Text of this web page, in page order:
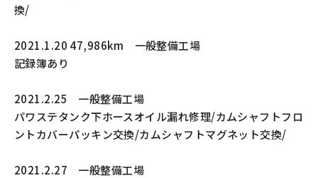
換/
2021.1.20 47,986km 一般整備工場
記録簿あり
2021.2.25 一般整備工場
パワステタンク下ホースオイル漏れ修理/カムシャフトフロ
ントカバーパッキン交換/カムシャフトマグネット交換/
2021.2.27 一般整備工場